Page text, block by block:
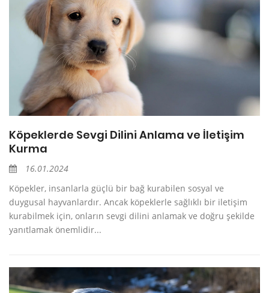
Köpeklerde Sevgi Dilini Anlama ve İletişim
Kurma
16.01.2024
Köpekler, insanlarla güçlü bir bağ kurabilen sosyal ve
duygusal hayvanlardır. Ancak köpeklerle sağlıklı bir iletişim
kurabilmek için, onların sevgi dilini anlamak ve doğru şekilde
yanıtlamak önemlidir...